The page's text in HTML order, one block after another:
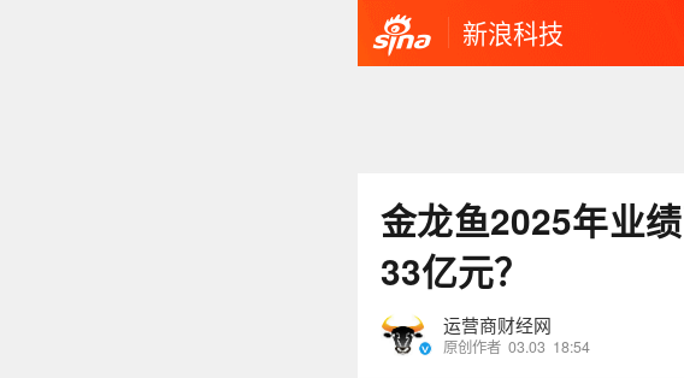
新浪科技
金龙鱼2025年业绩可好了 但两起诉讼
33亿元？
运营商财经网
原创作者 03.03 18:54